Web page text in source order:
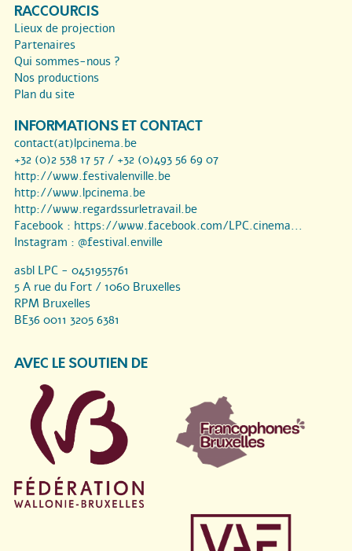
RACCOURCIS
Lieux de projection
Partenaires
Qui sommes-nous ?
Nos productions
Plan du site
INFORMATIONS ET CONTACT
contact(at)lpcinema.be
+32 (0)2 538 17 57 / +32 (0)493 56 69 07
http://www.festivalenville.be
http://www.lpcinema.be
http://www.regardssurletravail.be
Facebook : https://www.facebook.com/LPC.cinema...
Instagram : @festival.enville
asbl LPC - 0451955761
5 A rue du Fort / 1060 Bruxelles
RPM Bruxelles
BE36 0011 3205 6381
AVEC LE SOUTIEN DE